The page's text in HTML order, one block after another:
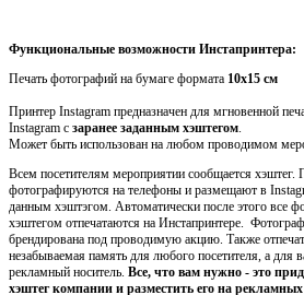
Функциональные возможности Инстапринтера:
Печать фотографий на бумаге формата 10х15 см
Принтер Instagram предназначен для мгновенной
Instagram с заранее заданным хэштегом.
Может быть использован на любом проводимом
Всем посетителям мероприятии сообщается хэштег.
фотографируются на телефоны и размещают в I
данным хэштэгом. Автоматически после этого все
хэштегом отпечатаются на Инстапринтере.
брендирована под проводимую акцию. Также
незабываемая память для любого посетителя, а для
рекламный носитель. Все, что вам нужно - это
хэштег компании и разместить его на